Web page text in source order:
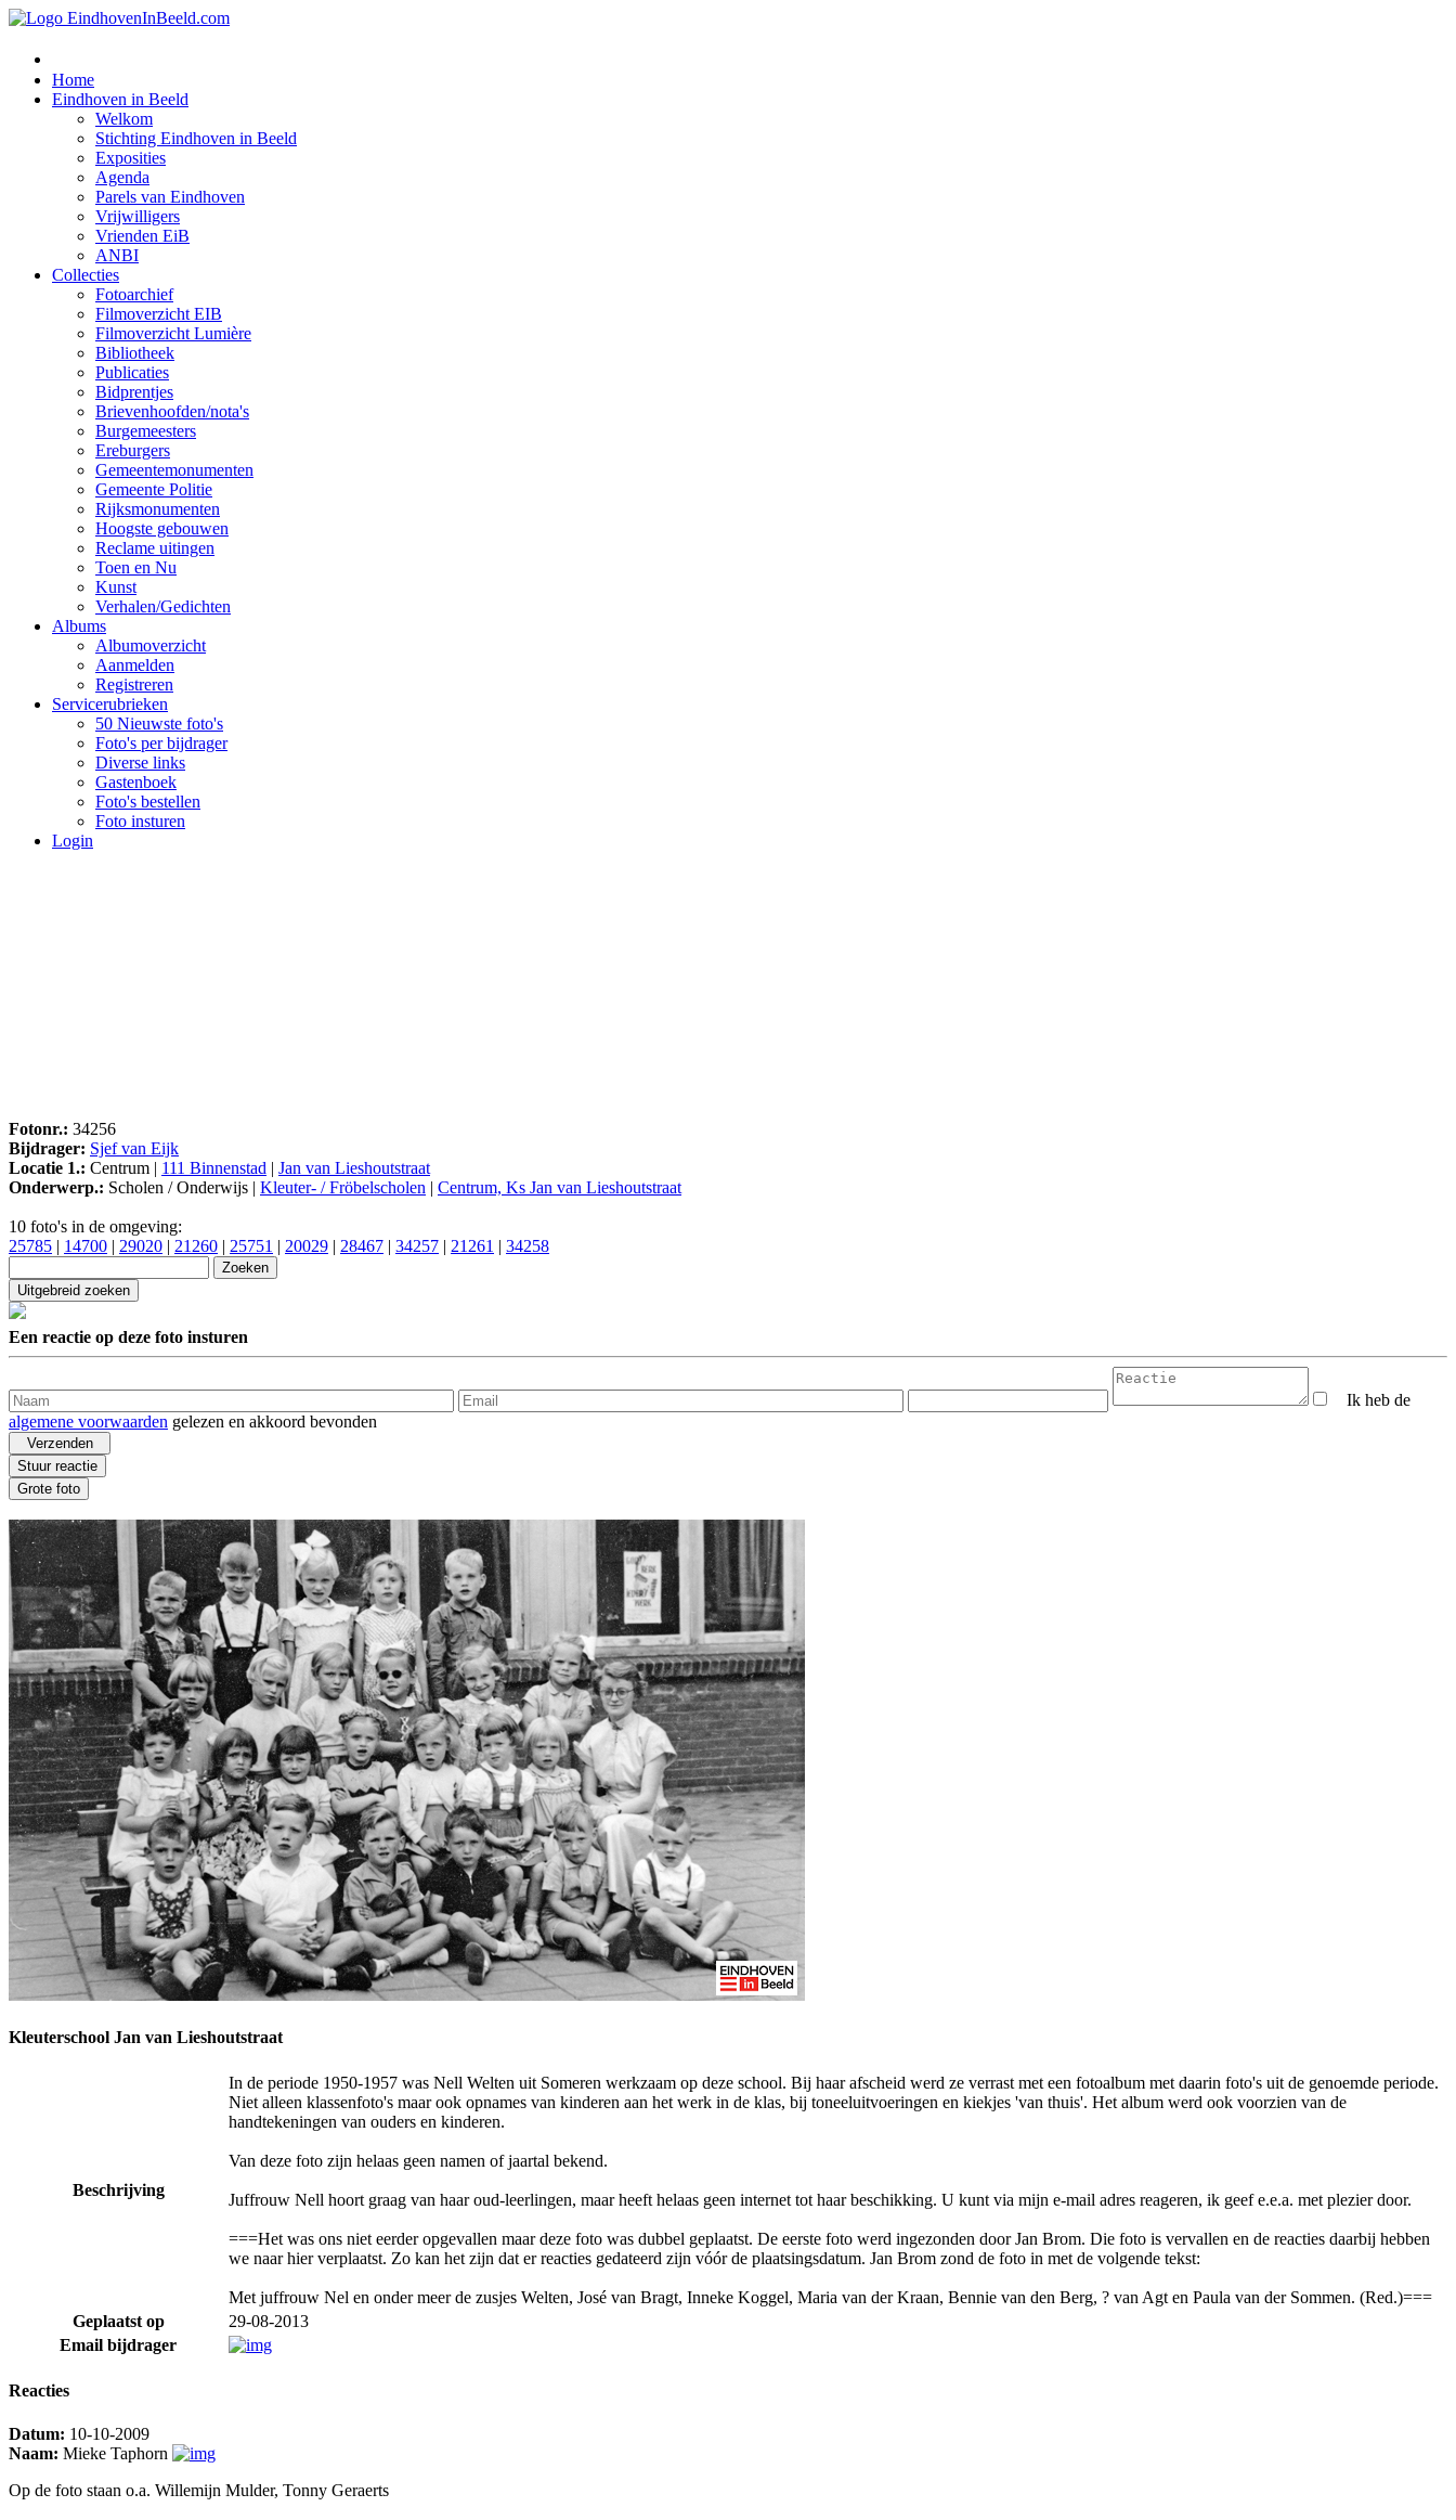
Home
Eindhoven in Beeld
Welkom
Stichting Eindhoven in Beeld
Exposities
Agenda
Parels van Eindhoven
Vrijwilligers
Vrienden EiB
ANBI
Collecties
Fotoarchief
Filmoverzicht EIB
Filmoverzicht Lumière
Bibliotheek
Publicaties
Bidprentjes
Brievenhoofden/nota's
Burgemeesters
Ereburgers
Gemeentemonumenten
Gemeente Politie
Rijksmonumenten
Hoogste gebouwen
Reclame uitingen
Toen en Nu
Kunst
Verhalen/Gedichten
Albums
Albumoverzicht
Aanmelden
Registreren
Servicerubrieken
50 Nieuwste foto's
Foto's per bijdrager
Diverse links
Gastenboek
Foto's bestellen
Foto insturen
Login
Fotonr.: 34256
Bijdrager: Sjef van Eijk
Locatie 1.: Centrum | 111 Binnenstad
Jan van Lieshoutstraat
Onderwerp.: Scholen / Onderwijs | Kleuter- / Fröbelscholen Centrum, Ks Jan van Lieshoutstraat
10 foto's in de omgeving:
25785
14700 29020 21260 25751 20029 28467 34257 21261 34258
Een reactie op deze foto insturen
Ik heb de
algemene voorwaarden gelezen en akkoord bevonden
Kleuterschool Jan van Lieshoutstraat
Beschrijving
In de periode 1950-1957 was Nell Welten uit Someren werkzaam op deze school. Bij haar afscheid werd ze verrast met een fotoalbum met daarin foto's uit de genoemde periode.
Niet alleen klassenfoto's maar ook opnames van kinderen aan het werk in de klas, bij toneeluitvoeringen en kiekjes 'van thuis'. Het album werd ook voorzien van de
handtekeningen van ouders en kinderen.
Van deze foto zijn helaas geen namen of jaartal bekend.
Juffrouw Nell hoort graag van haar oud-leerlingen, maar heeft helaas geen internet tot haar beschikking. U kunt via mijn e-mail adres reageren, ik geef e.e.a. met plezier door.
===Het was ons niet eerder opgevallen maar deze foto was dubbel geplaatst. De eerste foto werd ingezonden door Jan Brom. Die foto is vervallen en de reacties daarbij hebben
we naar hier verplaatst. Zo kan het zijn dat er reacties gedateerd zijn vóór de plaatsingsdatum. Jan Brom zond de foto in met de volgende tekst:
Met juffrouw Nel en onder meer de zusjes Welten, José van Bragt, Inneke Koggel, Maria van der Kraan, Bennie van den Berg, ? van Agt en Paula van der Sommen. (Red.)===
Geplaatst op
29-08-2013
Email bijdrager
Reacties
Datum: 10-10-2009
Naam: Mieke Taphorn
Op de foto staan o.a. Willemijn Mulder, Tonny Geraerts